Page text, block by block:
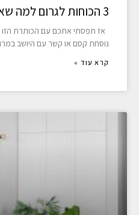
3 הכוחות לגרום למה שאתם רוצים לקרות
אז תפסתי אתכם עם הכותרת הזו
נוסחת קסם או קשר עם היושב
קרא עוד »